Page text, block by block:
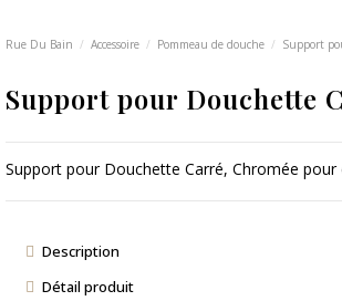
Rue Du Bain Accessoire Pommeau de douche Support
Support pour Douchette
Support pour Douchette Carré, Chromée
Description
Détail produit